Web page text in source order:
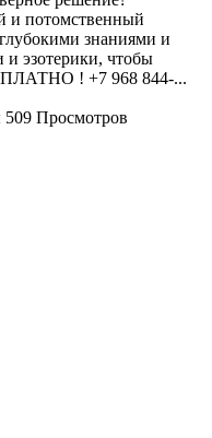
и потомственный
знаниями и
эзотерики, чтобы
! +7 968 844‑...
509 Просмотров